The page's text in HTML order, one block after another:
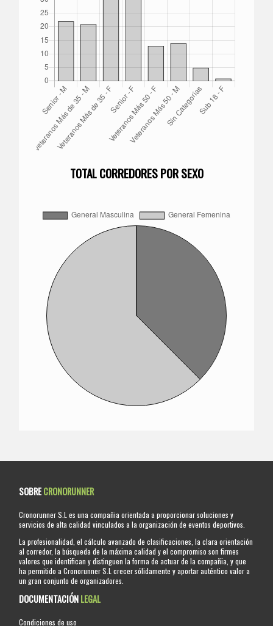
TOTAL CORREDORES POR SEXO
SOBRECRONORUNNER
Cronorunner S.L es una compañia orientada a proporcionar soluciones y
servicios de alta calidad vinculados a la organización de eventos deportivos.
La profesionalidad, el cálculo avanzado de clasificaciones, la clara orientación
al corredor, la búsqueda de la máxima calidad y el compromiso son firmes
valores que identifican y distinguen la forma de actuar de la compañia, y que
ha permitido a Cronorunner S.L crecer sólidamente y aportar auténtico valor a
un gran conjunto de organizadores.
DOCUMENTACIÓNLEGAL
Condiciones de uso